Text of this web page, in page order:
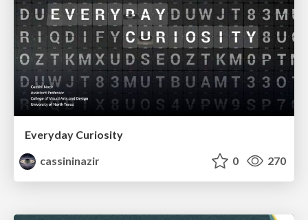
Everyday Curiosity
cassininazir
0 270